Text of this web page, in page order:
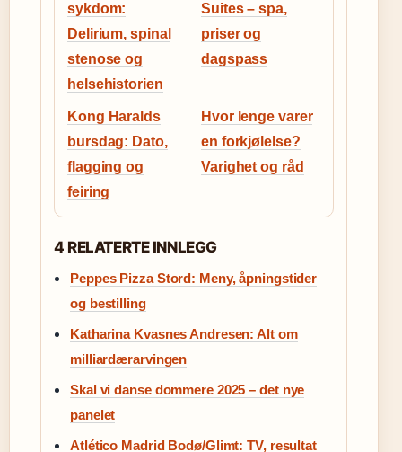
sykdom:
Delirium, spinal
stenose og
helsehistorien
Suites – spa,
priser og
dagspass
Kong Haralds
bursdag: Dato,
flagging og
feiring
Hvor lenge varer
en forkjølelse?
Varighet og råd
4 RELATERTE INNLEGG
Peppes Pizza Stord: Meny, åpningstider
og bestilling
Katharina Kvasnes Andresen: Alt om
milliardærarvingen
Skal vi danse dommere 2025 – det nye
panelet
Atlético Madrid Bodø/Glimt: TV, resultat